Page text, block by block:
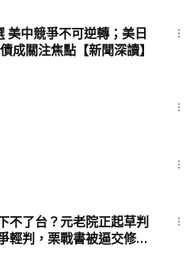
中競爭不可逆轉；美日
成關注焦點【新聞深讀】
不了台？元老院正起草判
輕判，栗戰書被逼交修憲
445期】